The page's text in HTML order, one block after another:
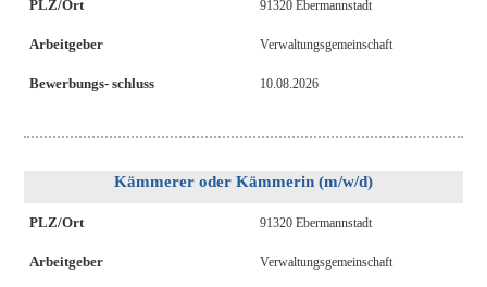
PLZ/Ort
Arbeitgeber
Bewerbungs- schluss
91320 Ebermannstadt
Verwaltungsgemeinschaft
10.08.2026
Kämmerer oder Kämmerin (m/w/d)
PLZ/Ort
Arbeitgeber
91320 Ebermannstadt
Verwaltungsgemeinschaft